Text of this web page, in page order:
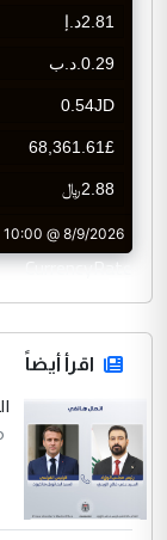
CurrencyRate
اقرأ أيضاً